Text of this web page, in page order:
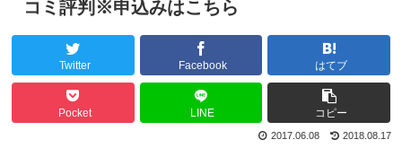
コミ評判※申込みはこちら
Twitter Facebook はてブ
Pocket LINE コピー
2018.08.17
2017.06.08